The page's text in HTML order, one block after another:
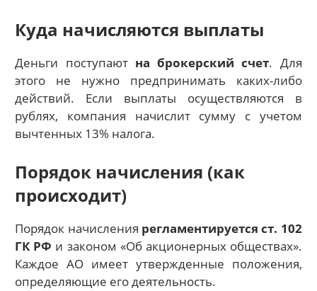
Куда начисляются выплаты
Деньги поступают на брокерский счет. Для
этого не нужно предпринимать каких-либо
действий. Если выплаты осуществляются в
рублях, компания начислит сумму с учетом
вычтенных 13% налога.
Порядок начисления (как
происходит)
Порядок начисления регламентируется ст. 102
ГК РФ и законом «Об акционерных обществах».
Каждое АО имеет утвержденные положения,
определяющие его деятельность.